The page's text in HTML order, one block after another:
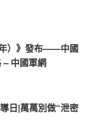
年）》發布——中國
– 中國軍網
日|萬萬別做“泄密